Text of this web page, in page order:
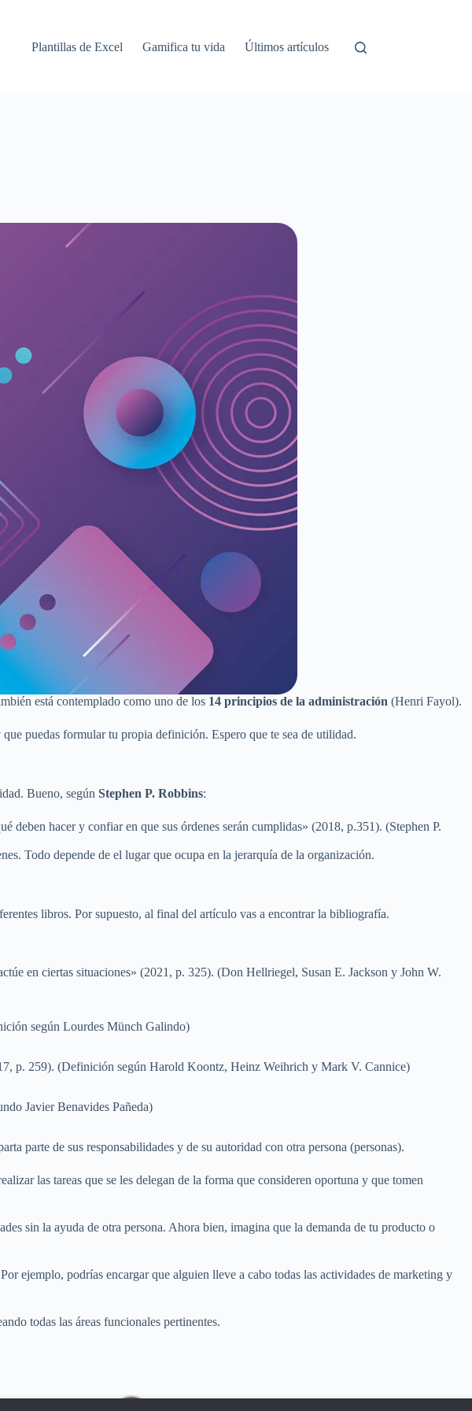
Plantillas de Excel Gamifica tu vida Últimos artículos
está contemplado como uno de los 14 principios de la administración (Henri Fayol).
puedas formular tu propia definición. Espero que te sea de utilidad.
Bueno, según Stephen P. Robbins:
deben hacer y confiar en que sus órdenes serán cumplidas» (2018, p.351). (Stephen P.
Todo depende de el lugar que ocupa en la jerarquía de la organización.
libros. Por supuesto, al final del artículo vas a encontrar la bibliografía.
en ciertas situaciones» (2021, p. 325). (Don Hellriegel, Susan E. Jackson y John W.
según Lourdes Münch Galindo)
p. 259). (Definición según Harold Koontz, Heinz Weihrich y Mark V. Cannice)
Javier Benavides Pañeda)
parte de sus responsabilidades y de su autoridad con otra persona (personas).
las tareas que se les delegan de la forma que consideren oportuna y que tomen
sin la ayuda de otra persona. Ahora bien, imagina que la demanda de tu producto o
ejemplo, podrías encargar que alguien lleve a cabo todas las actividades de marketing y
todas las áreas funcionales pertinentes.